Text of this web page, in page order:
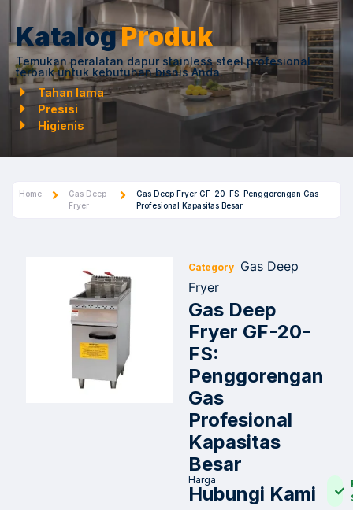
KatalogProduk
Temukan peralatan dapur stainless steel profesional
terbaik untuk kebutuhan bisnis Anda.
Tahan lama
Presisi
Higienis
Home
Gas Deep
Fryer
Gas Deep Fryer GF-20-FS: Penggorengan Gas
Profesional Kapasitas Besar
Category Gas Deep
Fryer
Gas Deep
Fryer GF-20-
FS:
Penggorengan
Gas
Profesional
Kapasitas
Besar
Harga
Hubungi Kami